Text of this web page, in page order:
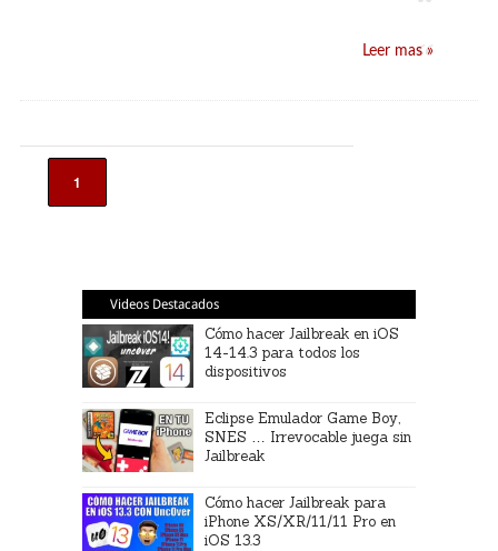
Leer mas »
1
Videos Destacados
Cómo hacer Jailbreak en iOS
14-14.3 para todos los
dispositivos
Eclipse Emulador Game Boy,
SNES … Irrevocable juega sin
Jailbreak
Cómo hacer Jailbreak para
iPhone XS/XR/11/11 Pro en
iOS 13.3